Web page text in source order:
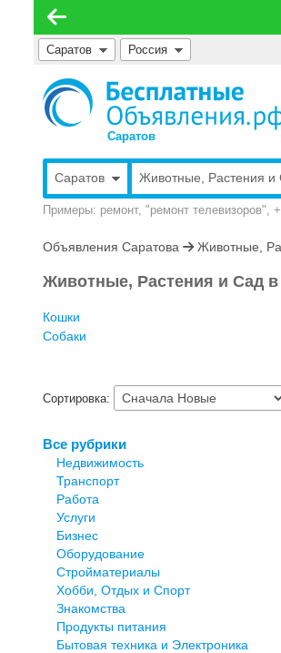
Саратов Россия
Саратов
Саратов Животные, Растения и
Примеры: ремонт, "ремонт телевизоров",
Объявления Саратова Животные,
Животные, Растения и Сад в
Кошки
Собаки
Сортировка:
Все рубрики
Недвижимость
Транспорт
Работа
Услуги
Бизнес
Оборудование
Стройматериалы
Хобби, Отдых и Спорт
Знакомства
Продукты питания
Бытовая техника и Электроника